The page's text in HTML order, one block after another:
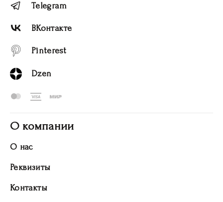
Telegram
ВКонтакте
Pinterest
Dzen
О компании
О нас
Реквизиты
Контакты